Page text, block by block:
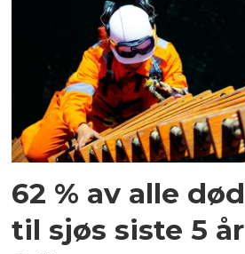
62 % av alle
til sjøs siste 5